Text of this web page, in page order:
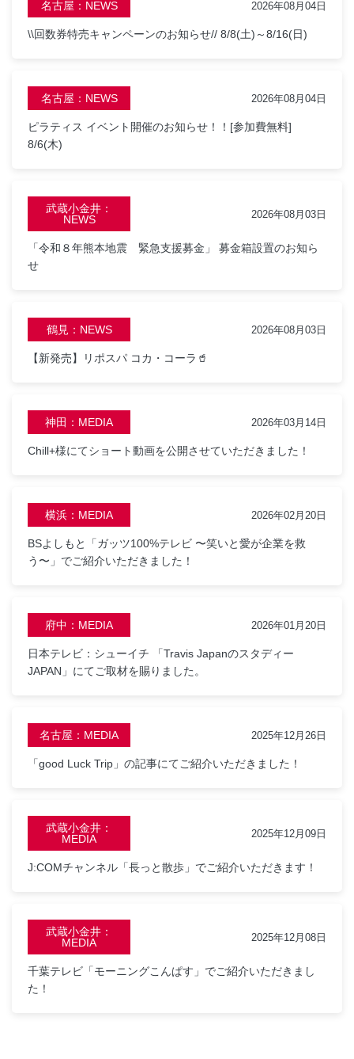
名古屋：NEWS 2026年08月04日
\\回数券特売キャンペーンのお知らせ// 8/8(土)～8/16(日)
名古屋：NEWS 2026年08月04日
ピラティス イベント開催のお知らせ！！[参加費無料]
8/6(木)
武蔵小金井：
NEWS
2026年08月03日
「令和８年熊本地震 緊急支援募金」 募金箱設置のお知ら
せ
鶴見：NEWS 2026年08月03日
【新発売】リポスパ コカ・コーラ🥤
神田：MEDIA 2026年03月14日
Chill+様にてショート動画を公開させていただきました！
横浜：MEDIA 2026年02月20日
BSよしもと「ガッツ100%テレビ 〜笑いと愛が企業を救
う〜」でご紹介いただきました！
府中：MEDIA 2026年01月20日
日本テレビ：シューイチ 「Travis Japanのスタディー
JAPAN」にてご取材を賜りました。
名古屋：MEDIA 2025年12月26日
「good Luck Trip」の記事にてご紹介いただきました！
武蔵小金井：
MEDIA
2025年12月09日
J:COMチャンネル「長っと散歩」でご紹介いただきます！
武蔵小金井：
MEDIA
2025年12月08日
千葉テレビ「モーニングこんぱす」でご紹介いただきまし
た！